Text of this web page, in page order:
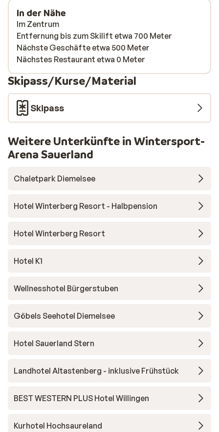
In der Nähe
Im Zentrum
Entfernung bis zum Skilift etwa 700 Meter
Nächste Geschäfte etwa 500 Meter
Nächstes Restaurant etwa 0 Meter
Skipass/Kurse/Material
Skipass
Weitere Unterkünfte in Wintersport-
Arena Sauerland
Chaletpark Diemelsee
Hotel Winterberg Resort - Halbpension
Hotel Winterberg Resort
Hotel K1
Wellnesshotel Bürgerstuben
Göbels Seehotel Diemelsee
Hotel Sauerland Stern
Landhotel Altastenberg - inklusive Frühstück
BEST WESTERN PLUS Hotel Willingen
Kurhotel Hochsaureland